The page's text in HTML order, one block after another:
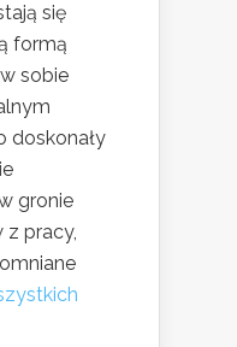
się
formą
sobie
doskonały
gronie
z pracy,